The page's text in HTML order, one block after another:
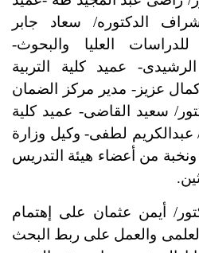
الدكتوره/ سعاد جابر
العليا والبحوث-
عميد كلية التربية
عزيز- مدير مركز الضمان
سعيد القاضى- عميد كلية
عبدالكريم لطفى- وكيل وزارة
ونخبة من أعضاء هيئة التدريس
أيمن عثمان على إهتمام
والعمل على ربط البحث